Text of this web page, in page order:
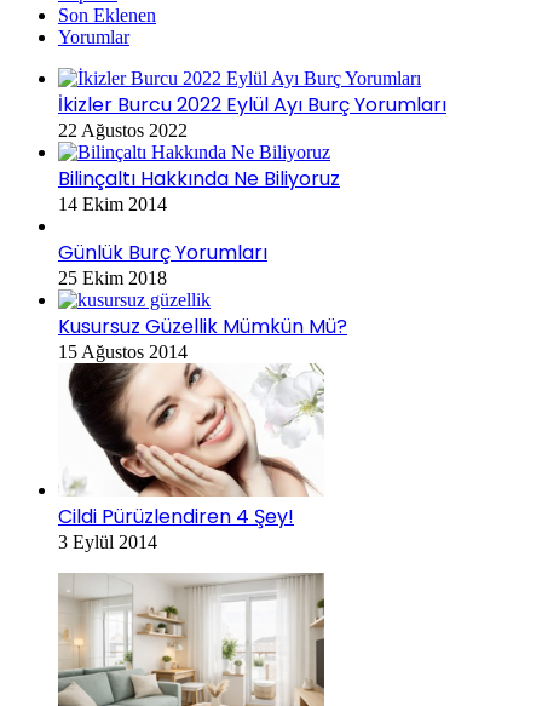
Son Eklenen
Yorumlar
İkizler Burcu 2022 Eylül Ayı Burç Yorumları
22 Ağustos 2022
Bilinçaltı Hakkında Ne Biliyoruz
14 Ekim 2014
Günlük Burç Yorumları
25 Ekim 2018
Kusursuz Güzellik Mümkün Mü?
15 Ağustos 2014
Cildi Pürüzlendiren 4 Şey!
3 Eylül 2014